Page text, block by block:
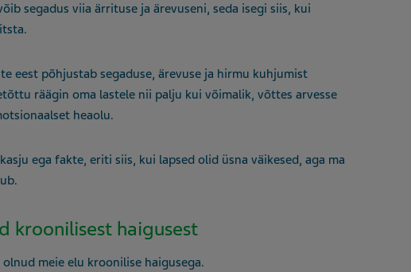
segadus viia ärrituse ja ärevuseni, seda isegi siis, kui
eest põhjustab segaduse, ärevuse ja hirmu kuhjumist
räägin oma lastele nii palju kui võimalik, võttes arvesse
heaolu.
ega fakte, eriti siis, kui lapsed olid üsna väikesed, aga ma
kroonilisest haigusest
meie elu kroonilise haigusega.